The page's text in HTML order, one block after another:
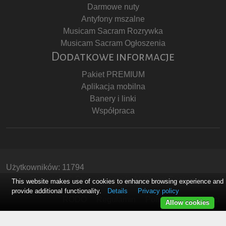
Darmowe nuty
Antyfony mszalne
Musicam Sacram Rozrywka
Musicam Sacram Ogłoszenia
Dodatkowe informacje
Pakiet PREMIUM
Aplikacja mobilna
Banery i linki
Współpraca
Użytkowników: 11794
Copyright © Stowarzyszenie Musicam Sacram
Polityka Prywatności
This website makes use of cookies to enhance browsing experience and
provide additional functionality.
Details
Privacy policy
Allow cookies